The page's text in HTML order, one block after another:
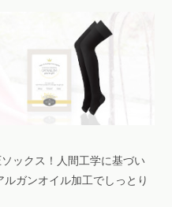
ックス！人間工学に基づい